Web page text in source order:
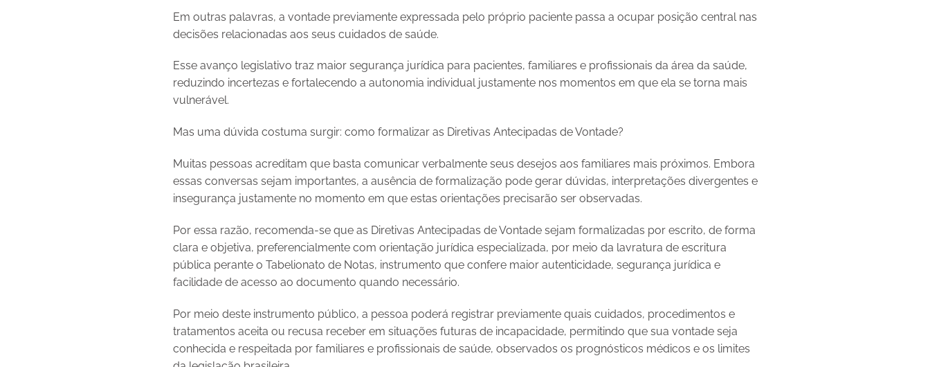
Em outras palavras, a vontade previamente expressada pelo próprio paciente passa a ocupar posição central nas
decisões relacionadas aos seus cuidados de saúde.
Esse avanço legislativo traz maior segurança jurídica para pacientes, familiares e profissionais da área da saúde,
reduzindo incertezas e fortalecendo a autonomia individual justamente nos momentos em que ela se torna mais
vulnerável.
Mas uma dúvida costuma surgir: como formalizar as Diretivas Antecipadas de Vontade?
Muitas pessoas acreditam que basta comunicar verbalmente seus desejos aos familiares mais próximos. Embora
essas conversas sejam importantes, a ausência de formalização pode gerar dúvidas, interpretações divergentes e
insegurança justamente no momento em que estas orientações precisarão ser observadas.
Por essa razão, recomenda-se que as Diretivas Antecipadas de Vontade sejam formalizadas por escrito, de forma
clara e objetiva, preferencialmente com orientação jurídica especializada, por meio da lavratura de escritura
pública perante o Tabelionato de Notas, instrumento que confere maior autenticidade, segurança jurídica e
facilidade de acesso ao documento quando necessário.
Por meio deste instrumento público, a pessoa poderá registrar previamente quais cuidados, procedimentos e
tratamentos aceita ou recusa receber em situações futuras de incapacidade, permitindo que sua vontade seja
conhecida e respeitada por familiares e profissionais de saúde, observados os prognósticos médicos e os limites